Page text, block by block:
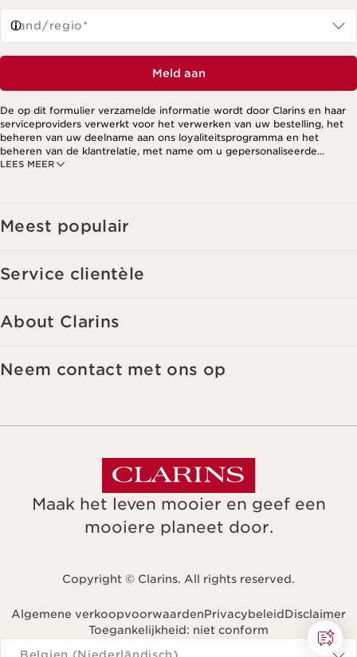
Land/regio*
Meld aan
LEES MEER
De op dit formulier verzamelde informatie wordt door Clarins en haar
serviceproviders verwerkt voor het verwerken van uw bestelling, het
beheren van uw deelname aan ons loyaliteitsprogramma en het
beheren van de klantrelatie, met name om u gepersonaliseerde
aanbiedingen te kunnen sturen op basis van uw eerdere aankopen en
Meest populair
Service clientèle
About Clarins
Neem contact met ons op
Maak het leven mooier en geef een
mooiere planeet door.
Copyright © Clarins. All rights reserved.
Algemene verkoopvoorwaardenPrivacybeleidDisclaimer
Toegankelijkheid: niet conform
Navigeren naar